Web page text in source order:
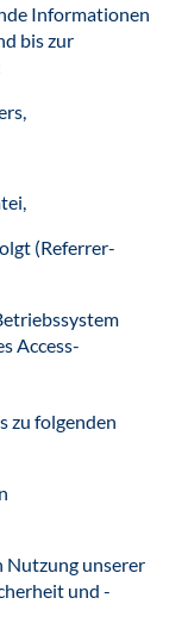
Informationen
bis zur
(Referrer-
Access-
zu folgenden
Nutzung unserer
und -